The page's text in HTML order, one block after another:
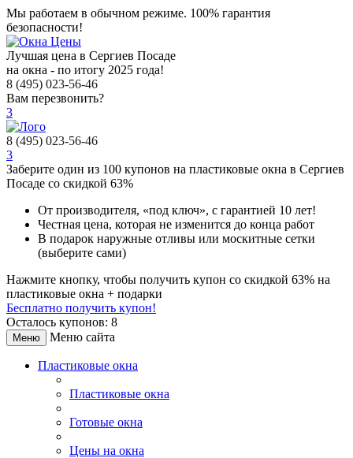
Мы работаем в обычном режиме. 100% гарантия
безопасности!
Лучшая цена в Сергиев Посаде
на окна - по итогу 2025 года!
8 (495) 023-56-46
Вам перезвонить?
3
8 (495) 023-56-46
3
Заберите один из 100 купонов на пластиковые окна в Сергиев
Посаде со скидкой 63%
От производителя, «под ключ», с гарантией 10 лет!
Честная цена, которая не изменится до конца работ
В подарок наружные отливы или москитные сетки
(выберите сами)
Нажмите кнопку, чтобы получить купон со скидкой 63% на
пластиковые окна + подарки
Бесплатно получить купон!
Осталось купонов: 8
Меню Меню сайта
Пластиковые окна
Пластиковые окна
Готовые окна
Цены на окна